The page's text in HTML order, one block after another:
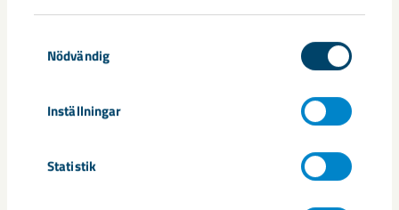
Nödvändig
Inställningar
Statistik
robotar med armar och ben, går snabbt. I takt med att
Nytt sovringsverk växer fram